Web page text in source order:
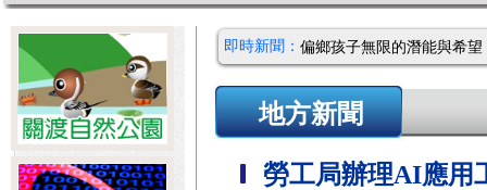
即時新聞：
地方新聞
勞工局辦理AI應用